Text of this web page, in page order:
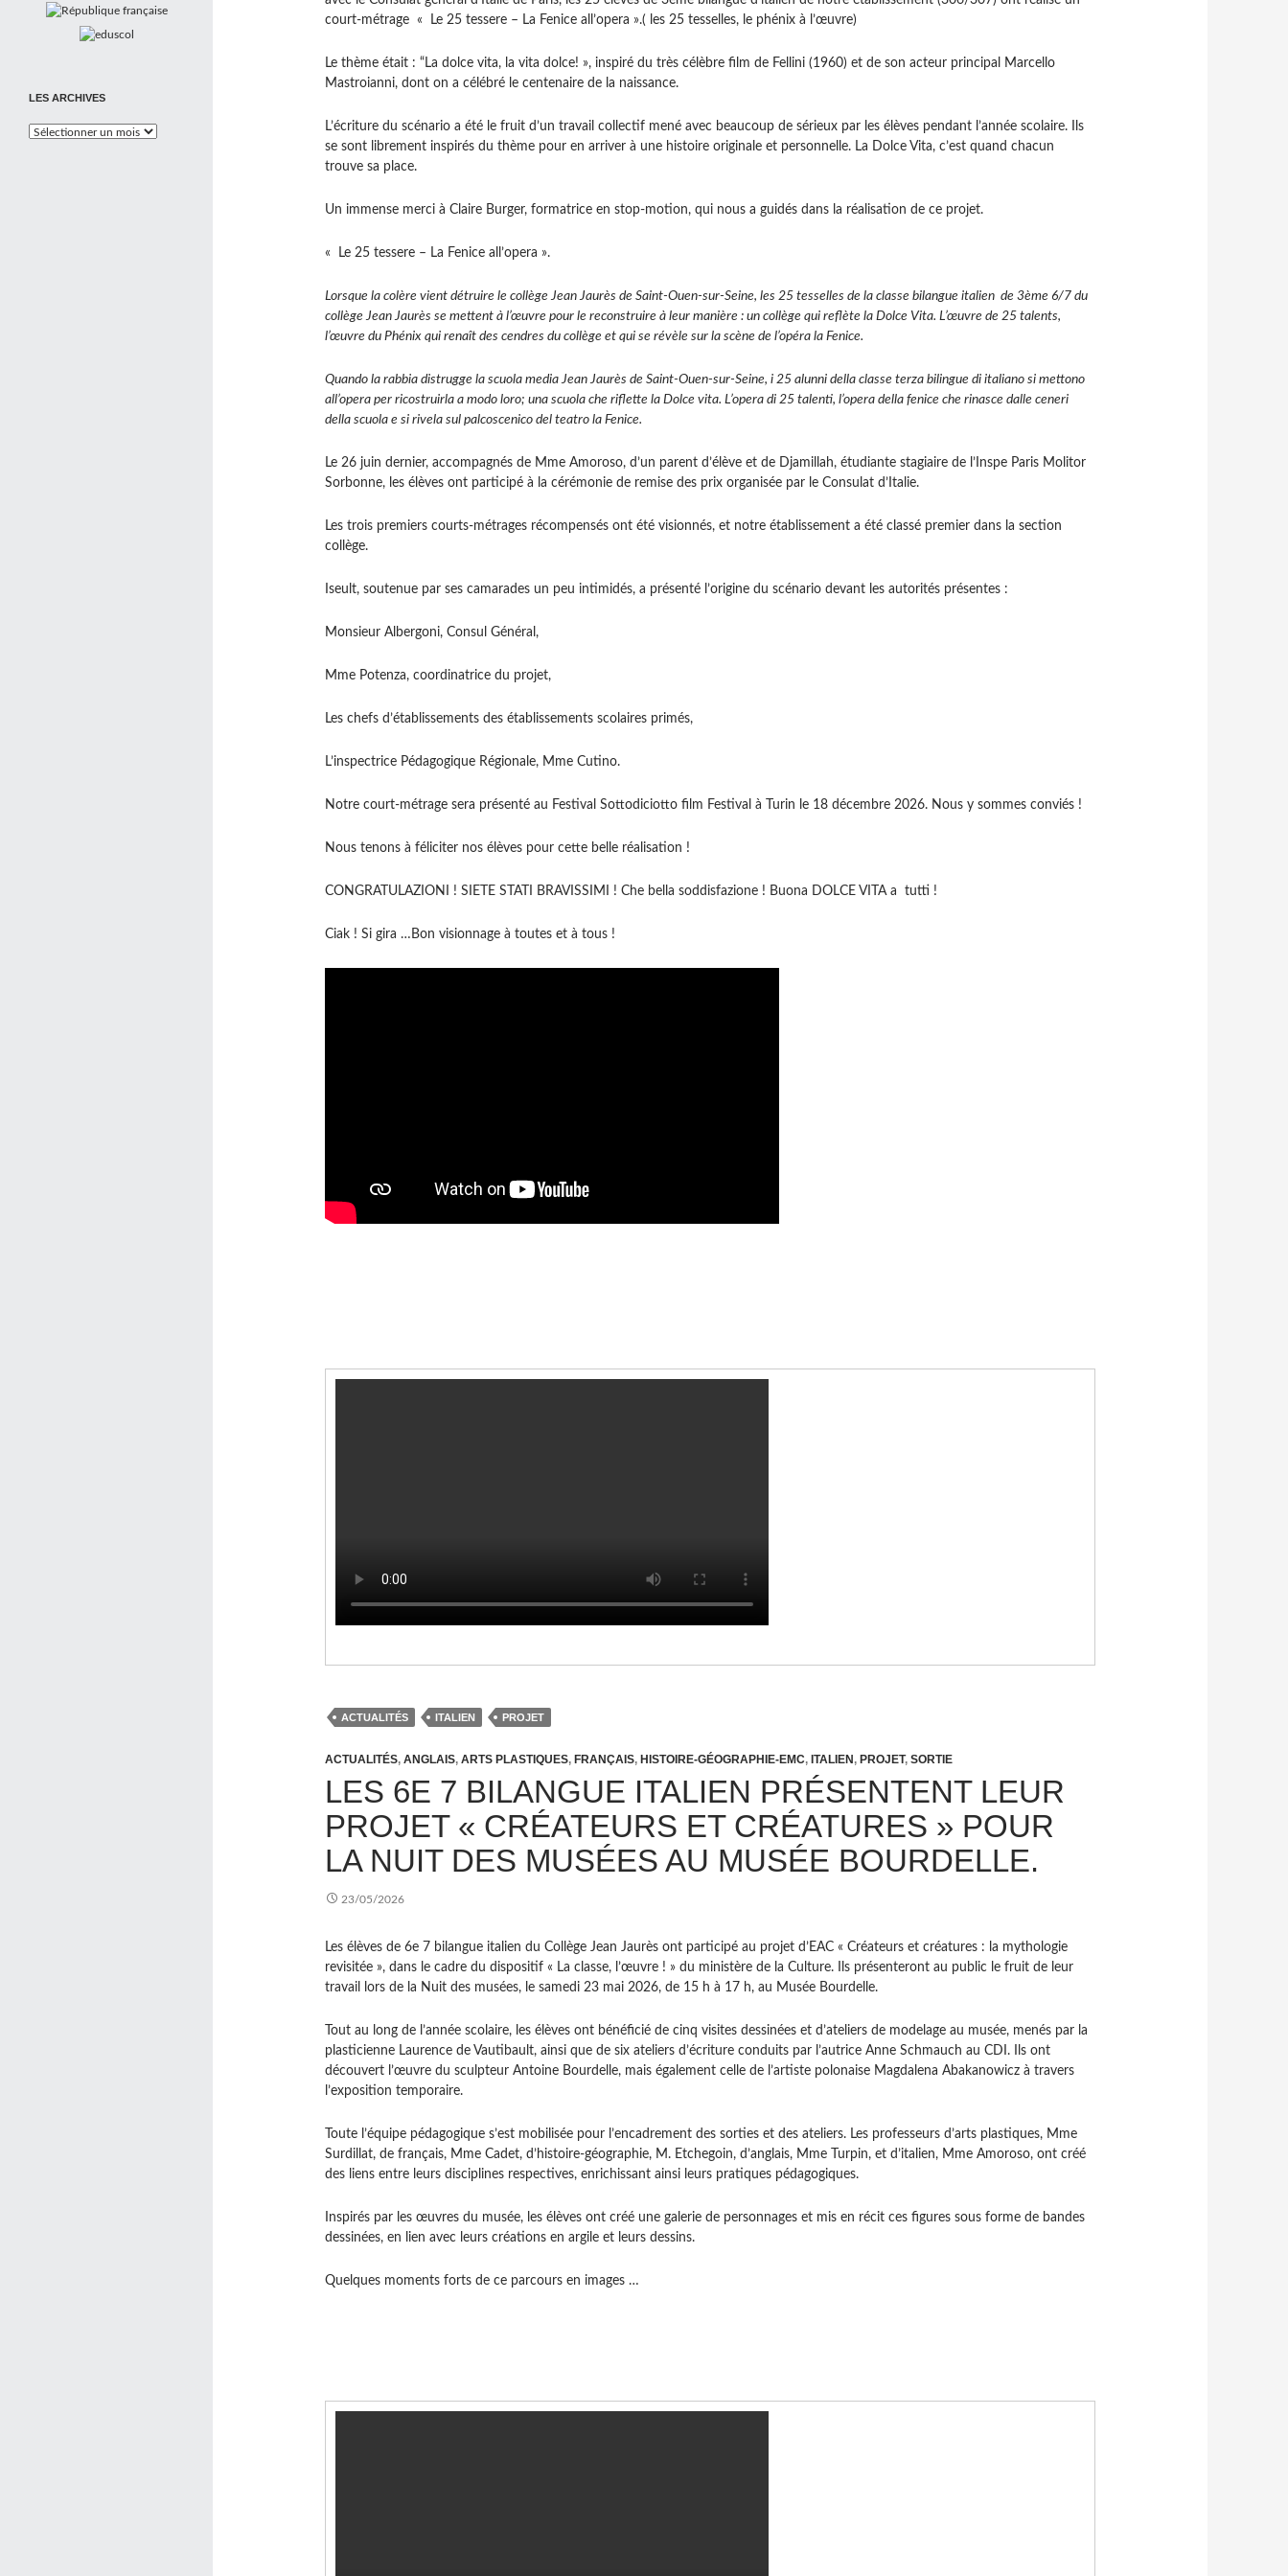
court-métrage « Le 25 tessere – La Fenice all’opera ».( les 25 tesselles, le phénix à l’œuvre)
Le thème était : “La dolce vita, la vita dolce! », inspiré du très célèbre film de Fellini (1960) et de son acteur principal Marcello
Mastroianni, dont on a célébré le centenaire de la naissance.
L’écriture du scénario a été le fruit d’un travail collectif mené avec beaucoup de sérieux par les élèves pendant l’année scolaire. Ils
se sont librement inspirés du thème pour en arriver à une histoire originale et personnelle. La Dolce Vita, c’est quand chacun
trouve sa place.
Un immense merci à Claire Burger, formatrice en stop-motion, qui nous a guidés dans la réalisation de ce projet.
« Le 25 tessere – La Fenice all’opera ».
Lorsque la colère vient détruire le collège Jean Jaurès de Saint-Ouen-sur-Seine, les 25 tesselles de la classe bilangue italien de 3ème 6/7 du
collège Jean Jaurès se mettent à l’œuvre pour le reconstruire à leur manière : un collège qui reflète la Dolce Vita. L’œuvre de 25 talents,
l’œuvre du Phénix qui renaît des cendres du collège et qui se révèle sur la scène de l’opéra la Fenice.
Quando la rabbia distrugge la scuola media Jean Jaurès de Saint-Ouen-sur-Seine, i 25 alunni della classe terza bilingue di italiano si mettono
all’opera per ricostruirla a modo loro; una scuola che riflette la Dolce vita. L’opera di 25 talenti, l’opera della fenice che rinasce dalle ceneri
della scuola e si rivela sul palcoscenico del teatro la Fenice.
Le 26 juin dernier, accompagnés de Mme Amoroso, d’un parent d’élève et de Djamillah, étudiante stagiaire de l’Inspe Paris Molitor
Sorbonne, les élèves ont participé à la cérémonie de remise des prix organisée par le Consulat d’Italie.
Les trois premiers courts-métrages récompensés ont été visionnés, et notre établissement a été classé premier dans la section
collège.
Iseult, soutenue par ses camarades un peu intimidés, a présenté l’origine du scénario devant les autorités présentes :
Monsieur Albergoni, Consul Général,
Mme Potenza, coordinatrice du projet,
Les chefs d’établissements des établissements scolaires primés,
L’inspectrice Pédagogique Régionale, Mme Cutino.
Notre court-métrage sera présenté au Festival Sottodiciotto film Festival à Turin le 18 décembre 2026. Nous y sommes conviés !
Nous tenons à féliciter nos élèves pour cette belle réalisation !
CONGRATULAZIONI ! SIETE STATI BRAVISSIMI ! Che bella soddisfazione ! Buona DOLCE VITA a tutti !
Ciak ! Si gira …Bon visionnage à toutes et à tous !
ACTUALITÉS ITALIEN PROJET
ACTUALITÉS, ANGLAIS, ARTS PLASTIQUES, FRANÇAIS, HISTOIRE-GÉOGRAPHIE-EMC, ITALIEN , PROJET, SORTIE
LES 6E 7 BILANGUE ITALIEN PRÉSENTENT LEUR
PROJET « CRÉATEURS ET CRÉATURES » POUR
LA NUIT DES MUSÉES AU MUSÉE BOURDELLE.
23/05/2026
Les élèves de 6e 7 bilangue italien du Collège Jean Jaurès ont participé au projet d’EAC « Créateurs et créatures : la mythologie
revisitée », dans le cadre du dispositif « La classe, l’œuvre ! » du ministère de la Culture. Ils présenteront au public le fruit de leur
travail lors de la Nuit des musées, le samedi 23 mai 2026, de 15 h à 17 h, au Musée Bourdelle.
Tout au long de l’année scolaire, les élèves ont bénéficié de cinq visites dessinées et d’ateliers de modelage au musée, menés par la
plasticienne Laurence de Vautibault, ainsi que de six ateliers d’écriture conduits par l’autrice Anne Schmauch au CDI. Ils ont
découvert l’œuvre du sculpteur Antoine Bourdelle, mais également celle de l’artiste polonaise Magdalena Abakanowicz à travers
l’exposition temporaire.
Toute l’équipe pédagogique s’est mobilisée pour l’encadrement des sorties et des ateliers. Les professeurs d’arts plastiques, Mme
Surdillat, de français, Mme Cadet, d’histoire-géographie, M. Etchegoin, d’anglais, Mme Turpin, et d’italien, Mme Amoroso, ont créé
des liens entre leurs disciplines respectives, enrichissant ainsi leurs pratiques pédagogiques.
Inspirés par les œuvres du musée, les élèves ont créé une galerie de personnages et mis en récit ces figures sous forme de bandes
dessinées, en lien avec leurs créations en argile et leurs dessins.
Quelques moments forts de ce parcours en images …
LES ARCHIVES
Les